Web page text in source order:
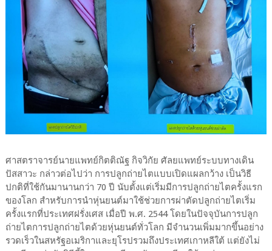
ศาสตราจารย์นายแพทย์กิตติณัฐ กิจวิกัย ศัลยแพทย์ระบบทางเดิน
ปัสสาวะ กล่าวต่อไปว่า การปลูกถ่ายไตแบบเปิดแผลกว้าง เป็นวิธี
ปกติที่ใช้กันมานานกว่า 70 ปี นับตั้งแต่เริ่มมีการปลูกถ่ายไตครั้งแรก
ของโลก สำหรับการนำหุ่นยนต์มาใช้ช่วยการผ่าตัดปลูกถ่ายไตเริ่ม
ครั้งแรกที่ประเทศฝรั่งเศส เมื่อปี พ.ศ. 2544 โดยในปัจจุบันการปลูก
ถ่ายไตการปลูกถ่ายไตด้วยหุ่นยนต์ทั่วโลก มีจำนวนเพิ่มมากขึ้นอย่าง
รวดเร็วในสหรัฐอเมริกาและยุโรปรวมถึงประเทศเกาหลีใต้ แต่ยังไม่